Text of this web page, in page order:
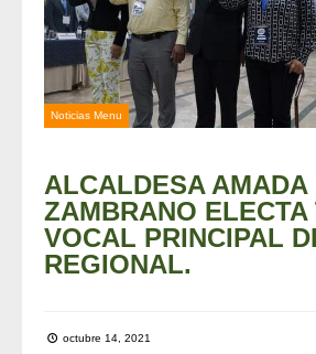
Noticias Menu
ALCALDESA AMADA
ZAMBRANO ELECTA
VOCAL PRINCIPAL
REGIONAL.
octubre 14, 2021